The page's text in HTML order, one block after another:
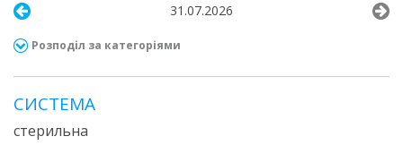
31.07.2026
Розподіл за категоріями
СИСТЕМА
стерильна